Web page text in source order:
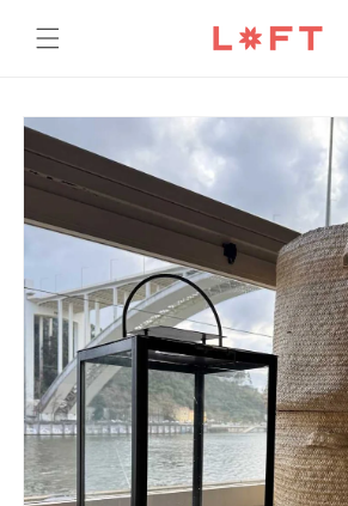
para o
conteúdo
a
informação
do produto